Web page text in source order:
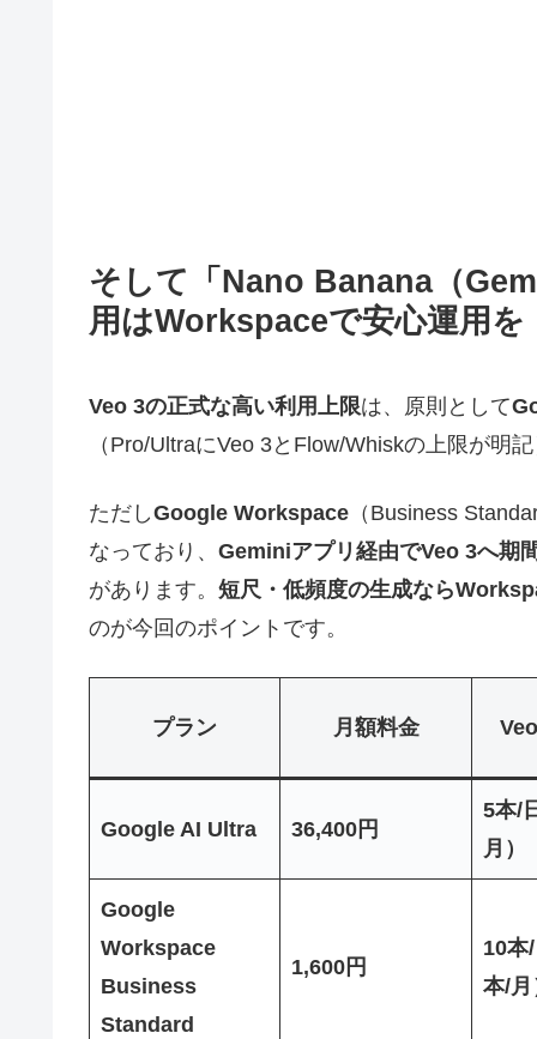
そして「Nano Banana（
用はWorkspaceで安心運用を
Veo 3の正式な高い利用上限は、原則として
（Pro/UltraにVeo 3とFlow/Whiskの上限が明
ただしGoogle Workspace （Business
なっており、 Geminiアプリ経由でVeo 3へ期
があります。 短尺・低頻度の生成なら
のが今回のポイントです。
プラン 月額料金
Google AI Ultra 36,400円
5本/
月）
Google
Workspace
Business
Standard
1,600円
10本
本/月